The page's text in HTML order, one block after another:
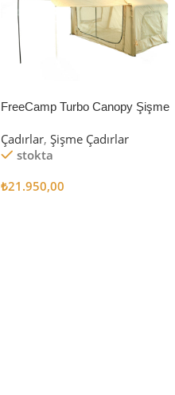
FreeCamp Turbo Canopy Şişme
Çadırlar, Şişme Çadırlar
stokta
₺21.950,00